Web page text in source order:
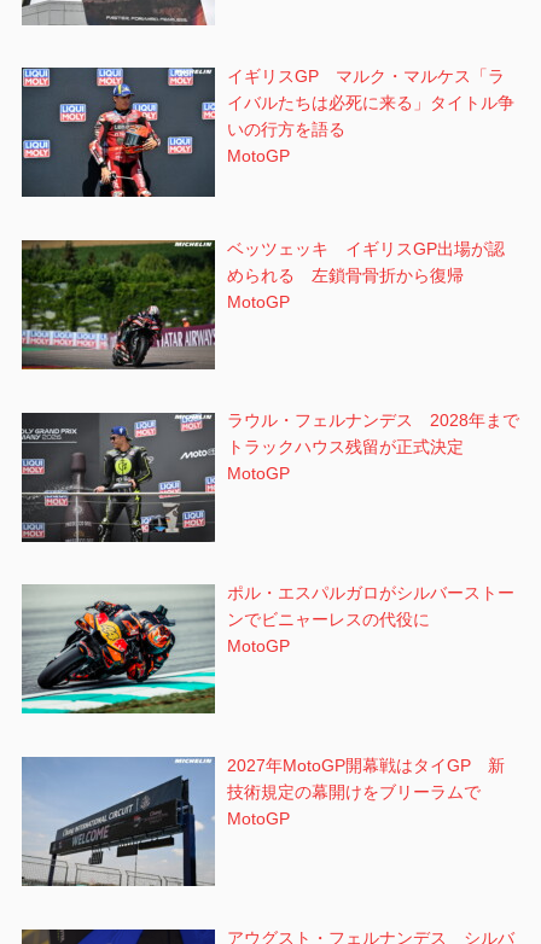
イギリスGP マルク・マルケス「ラ
イバルたちは必死に来る」タイトル争
いの行方を語る
MotoGP
ベッツェッキ イギリスGP出場が認
められる 左鎖骨骨折から復帰
MotoGP
ラウル・フェルナンデス 2028年まで
トラックハウス残留が正式決定
MotoGP
ポル・エスパルガロがシルバーストー
ンでビニャーレスの代役に
MotoGP
2027年MotoGP開幕戦はタイGP 新
技術規定の幕開けをブリーラムで
MotoGP
アウグスト・フェルナンデス シルバ